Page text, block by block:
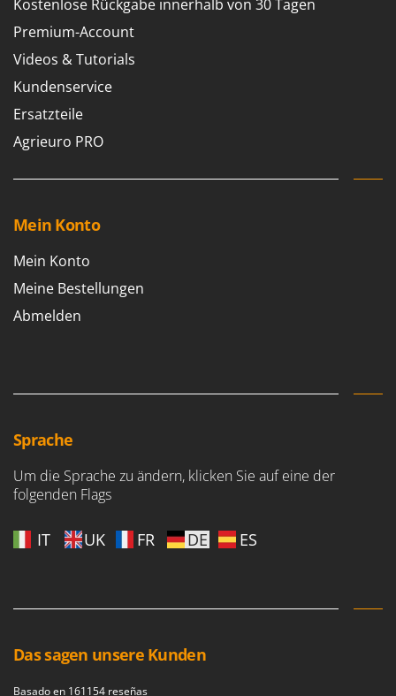
Kostenlose Rückgabe innerhalb von 30 Tagen
Premium-Account
Videos & Tutorials
Kundenservice
Ersatzteile
Agrieuro PRO
Mein Konto
Mein Konto
Meine Bestellungen
Abmelden
Sprache
Um die Sprache zu ändern, klicken Sie auf eine der
folgenden Flags
IT UK FR DE ES
Das sagen unsere Kunden
Basado en 161154 reseñas